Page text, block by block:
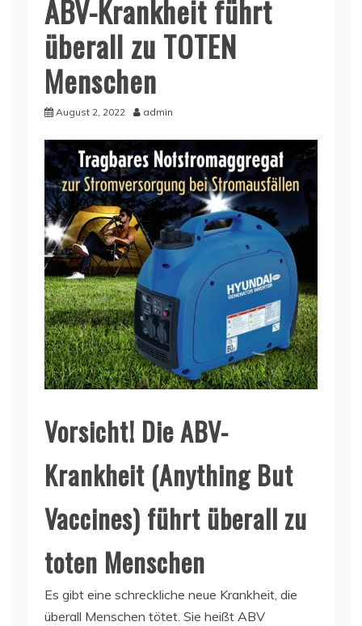
ABV-Krankheit führt
überall zu TOTEN
Menschen
August 2, 2022 admin
Vorsicht! Die ABV-
Krankheit (Anything But
Vaccines) führt überall zu
toten Menschen
Es gibt eine schreckliche neue Krankheit, die
überall Menschen tötet. Sie heißt ABV